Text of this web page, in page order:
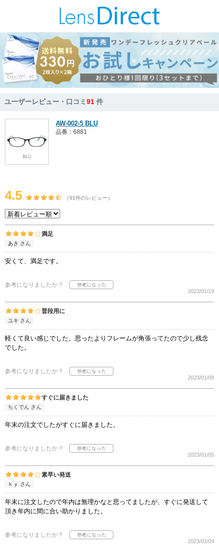
ユーザーレビュー・口コミ91 件
AW-002-5 BLU
品番：6881
4.5 （91件のレビュー）
満足
あき さん
安くて、満足です。
参考になりましたか？
2023/01/19
普段用に
ユキ さん
軽くて良い感じでした。思ったよりフレームが角張ってたので少し残念
でした。
参考になりましたか？
2023/01/09
すぐに届きました
ちくでん さん
年末の注文でしたがすぐに届きました。
参考になりましたか？
2023/01/05
素早い発送
ｋｙ さん
年末に注文したので年内は無理かなと思ってましたが、すぐに発送して
頂き年内に間に合い助かりました。
参考になりましたか？
2023/01/04